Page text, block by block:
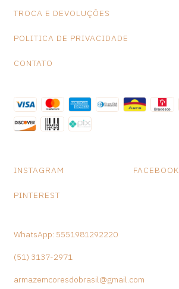
TROCA E DEVOLUÇÕES
POLITICA DE PRIVACIDADE
CONTATO
INSTAGRAM FACEBOOK
PINTEREST
WhatsApp: 5551981292220
(51) 3137-2971
armazemcoresdobrasil@gmail.com